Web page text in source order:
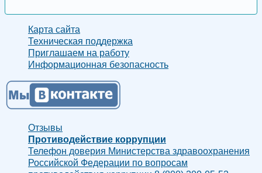
Карта сайта
Техническая поддержка
Приглашаем на работу
Информационная безопасность
Отзывы
Противодействие коррупции
Телефон доверия Министерства здравоохранения
Российской Федерации по вопросам